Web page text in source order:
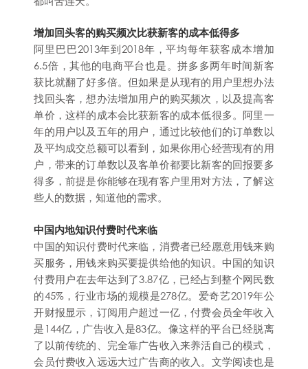
增加回头客的购买频次比获新客的成本低得多
阿里巴巴2013年到2018年，平均每年获客成本增加
6.5倍，其他的电商平台也是。拼多多两年时间新客
获比就翻了好多倍。但如果是从现有的用户里想办法
找回头客，想办法增加用户的购买频次，以及提高客
单价，这样的成本会比获新客的成本低很多。阿里一
年的用户以及五年的用户，通过比较他们的订单数以
及平均成交总额可以看到，如果你用心经营现有的用
户，带来的订单数以及客单价都要比新客的回报要多
得多，前提是你能够在现有客户里用对方法，了解这
些人的数据，知道他的需求。
中国内地知识付费时代来临
中国的知识付费时代来临，消费者已经愿意用钱来购
买服务，用钱来购买要提供给他的知识。中国的知识
付费用户在去年达到了3.87亿，已经占到整个网民数
的45%，行业市场的规模是278亿。爱奇艺2019年公
开财报显示，订阅用户超过一亿，付费会员全年收入
是144亿，广告收入是83亿。像这样的平台已经脱离
了以前传统的、完全靠广告收入来养活自己的模式，
会员付费收入远远大过广告商的收入。文学阅读也是